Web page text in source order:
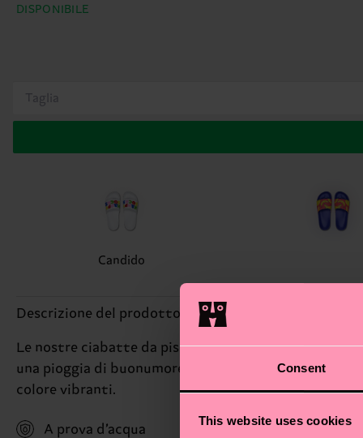
Consent
This website uses cookies
DISPONIBILE
Taglia
Candido
Descrizione del prodotto
Le nostre ciabatte da piscina super resistenti
una pioggia di buonumore e stile ad ogni passo. La
colore vibranti.
A prova d’acqua